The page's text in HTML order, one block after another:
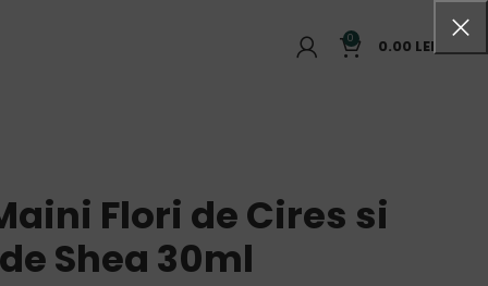
0 0.00 LEI
Flori de Cires si
Shea 30ml